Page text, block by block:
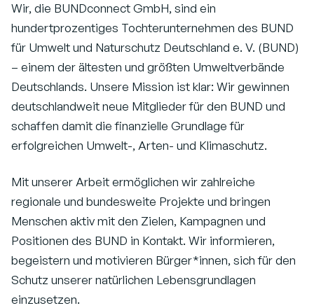
Wir, die BUNDconnect GmbH, sind ein
hundertprozentiges Tochterunternehmen des BUND
für Umwelt und Naturschutz Deutschland e. V. (BUND)
– einem der ältesten und größten Umweltverbände
Deutschlands. Unsere Mission ist klar: Wir gewinnen
deutschlandweit neue Mitglieder für den BUND und
schaffen damit die finanzielle Grundlage für
erfolgreichen Umwelt-, Arten- und Klimaschutz.
Mit unserer Arbeit ermöglichen wir zahlreiche
regionale und bundesweite Projekte und bringen
Menschen aktiv mit den Zielen, Kampagnen und
Positionen des BUND in Kontakt. Wir informieren,
begeistern und motivieren Bürger*innen, sich für den
Schutz unserer natürlichen Lebensgrundlagen
einzusetzen.